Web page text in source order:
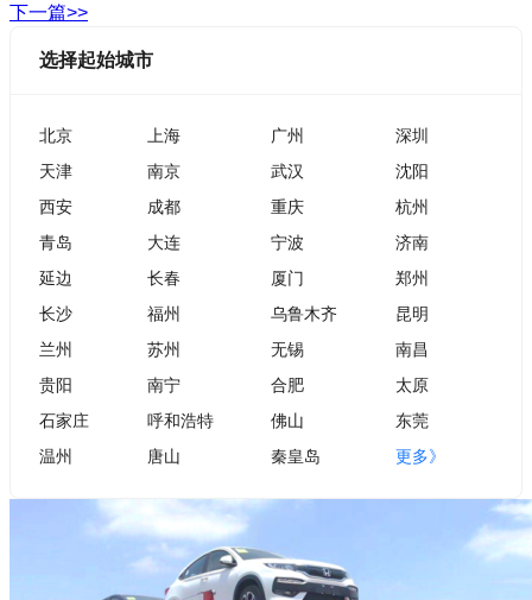
下一篇>>
选择起始城市
北京 上海 广州
深圳
天津
南京 武汉
沈阳
西安
成都 重庆
杭州
青岛
大连 宁波
济南
延边
长春 厦门
郑州
长沙
福州 乌鲁木齐
昆明
兰州
苏州 无锡
南昌
贵阳
南宁 合肥
太原
石家庄
呼和浩特 佛山
东莞
温州
唐山 秦皇岛 更多》